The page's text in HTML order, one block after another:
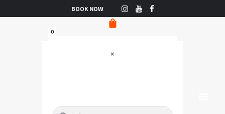
BOOK NOW
0
الرّئيسيّة
الأخبارSearch